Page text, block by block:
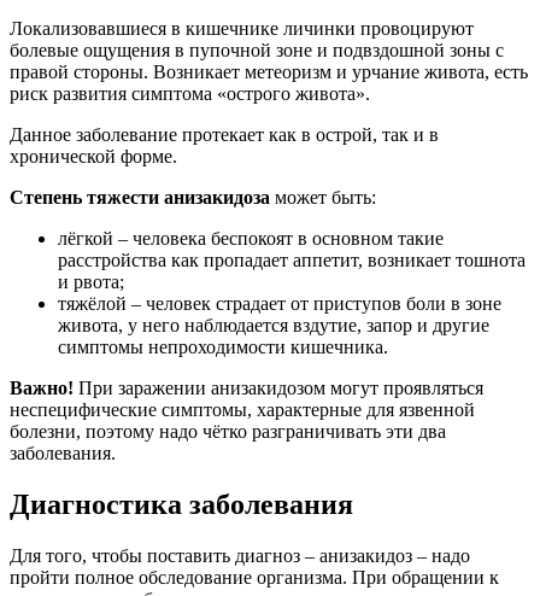
Локализовавшиеся в кишечнике личинки провоцируют
болевые ощущения в пупочной зоне и подвздошной зоны с
правой стороны. Возникает метеоризм и урчание живота, есть
риск развития симптома «острого живота».
Данное заболевание протекает как в острой, так и в
хронической форме.
Степень тяжести анизакидоза может быть:
лёгкой – человека беспокоят в основном такие
расстройства как пропадает аппетит, возникает тошнота
и рвота;
тяжёлой – человек страдает от приступов боли в зоне
живота, у него наблюдается вздутие, запор и другие
симптомы непроходимости кишечника.
Важно! При заражении анизакидозом могут проявляться
неспецифические симптомы, характерные для язвенной
болезни, поэтому надо чётко разграничивать эти два
заболевания.
Диагностика заболевания
Для того, чтобы поставить диагноз – анизакидоз – надо
пройти полное обследование организма. При обращении к